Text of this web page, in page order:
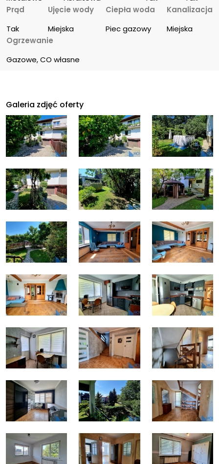
Prąd
Tak
Ujęcie wody
Miejska
Ciepła woda
Piec gazowy
Kanalizacja
Miejska
Ogrzewanie
Gazowe, CO własne
Galeria zdjęć oferty